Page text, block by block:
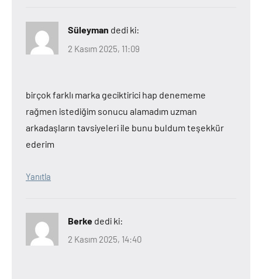
Süleyman dedi ki:
2 Kasım 2025, 11:09
birçok farklı marka geciktirici hap denememe
rağmen istediğim sonucu alamadım uzman
arkadaşların tavsiyeleri ile bunu buldum teşekkür
ederim
Yanıtla
Berke dedi ki:
2 Kasım 2025, 14:40